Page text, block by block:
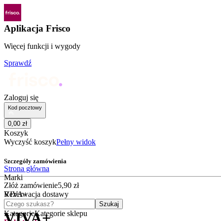
Aplikacja Frisco
Więcej funkcji i wygody
Sprawdź
Zaloguj się
Kod pocztowy
0,00 zł
Koszyk
Wyczyść koszykPełny widok
Szczegóły zamówienia
Złóż zamówienie5,90 zł
Rezerwacja dostawy
Czego szukasz?
Szukaj
KategorieKategorie sklepu
Strona główna
Marki
VIVA+